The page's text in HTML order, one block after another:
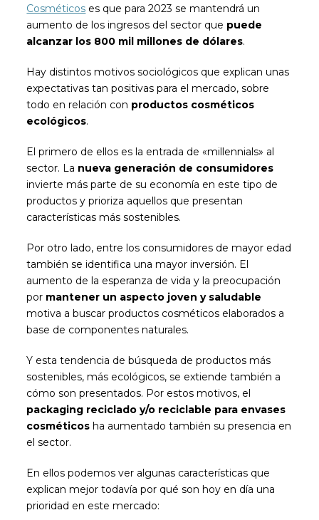
Cosméticos es que para 2023 se mantendrá un
aumento de los ingresos del sector que puede
alcanzar los 800 mil millones de dólares.
Hay distintos motivos sociológicos que explican unas
expectativas tan positivas para el mercado, sobre
todo en relación con productos cosméticos
ecológicos.
El primero de ellos es la entrada de «millennials» al
sector. La nueva generación de consumidores
invierte más parte de su economía en este tipo de
productos y prioriza aquellos que presentan
características más sostenibles.
Por otro lado, entre los consumidores de mayor edad
también se identifica una mayor inversión. El
aumento de la esperanza de vida y la preocupación
por mantener un aspecto joven y saludable
motiva a buscar productos cosméticos elaborados a
base de componentes naturales.
Y esta tendencia de búsqueda de productos más
sostenibles, más ecológicos, se extiende también a
cómo son presentados. Por estos motivos, el
packaging reciclado y/o reciclable para envases
cosméticos ha aumentado también su presencia en
el sector.
En ellos podemos ver algunas características que
explican mejor todavía por qué son hoy en día una
prioridad en este mercado: